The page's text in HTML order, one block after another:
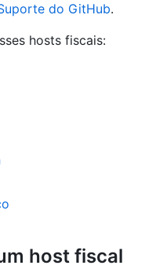
do GitHub.
hosts fiscais:
host fiscal